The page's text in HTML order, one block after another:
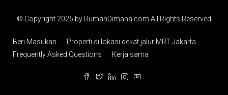
© Copyright 2026 by RumahDimana.com All Rights Reserved
Beri Masukan
Properti di lokasi dekat jalur MRT Jakarta
Frequently Asked Questions
Kerja sama